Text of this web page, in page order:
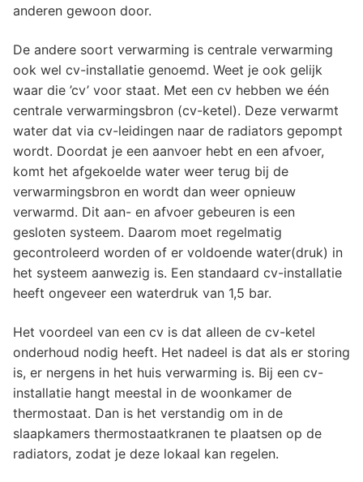
anderen gewoon door.
De andere soort verwarming is centrale verwarming
ook wel cv-installatie genoemd. Weet je ook gelijk
waar die ’cv’ voor staat. Met een cv hebben we één
centrale verwarmingsbron (cv-ketel). Deze verwarmt
water dat via cv-leidingen naar de radiators gepompt
wordt. Doordat je een aanvoer hebt en een afvoer,
komt het afgekoelde water weer terug bij de
verwarmingsbron en wordt dan weer opnieuw
verwarmd. Dit aan- en afvoer gebeuren is een
gesloten systeem. Daarom moet regelmatig
gecontroleerd worden of er voldoende water(druk) in
het systeem aanwezig is. Een standaard cv-installatie
heeft ongeveer een waterdruk van 1,5 bar.
Het voordeel van een cv is dat alleen de cv-ketel
onderhoud nodig heeft. Het nadeel is dat als er storing
is, er nergens in het huis verwarming is. Bij een cv-
installatie hangt meestal in de woonkamer de
thermostaat. Dan is het verstandig om in de
slaapkamers thermostaatkranen te plaatsen op de
radiators, zodat je deze lokaal kan regelen.